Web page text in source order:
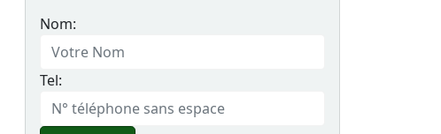
Nom:
Tel: